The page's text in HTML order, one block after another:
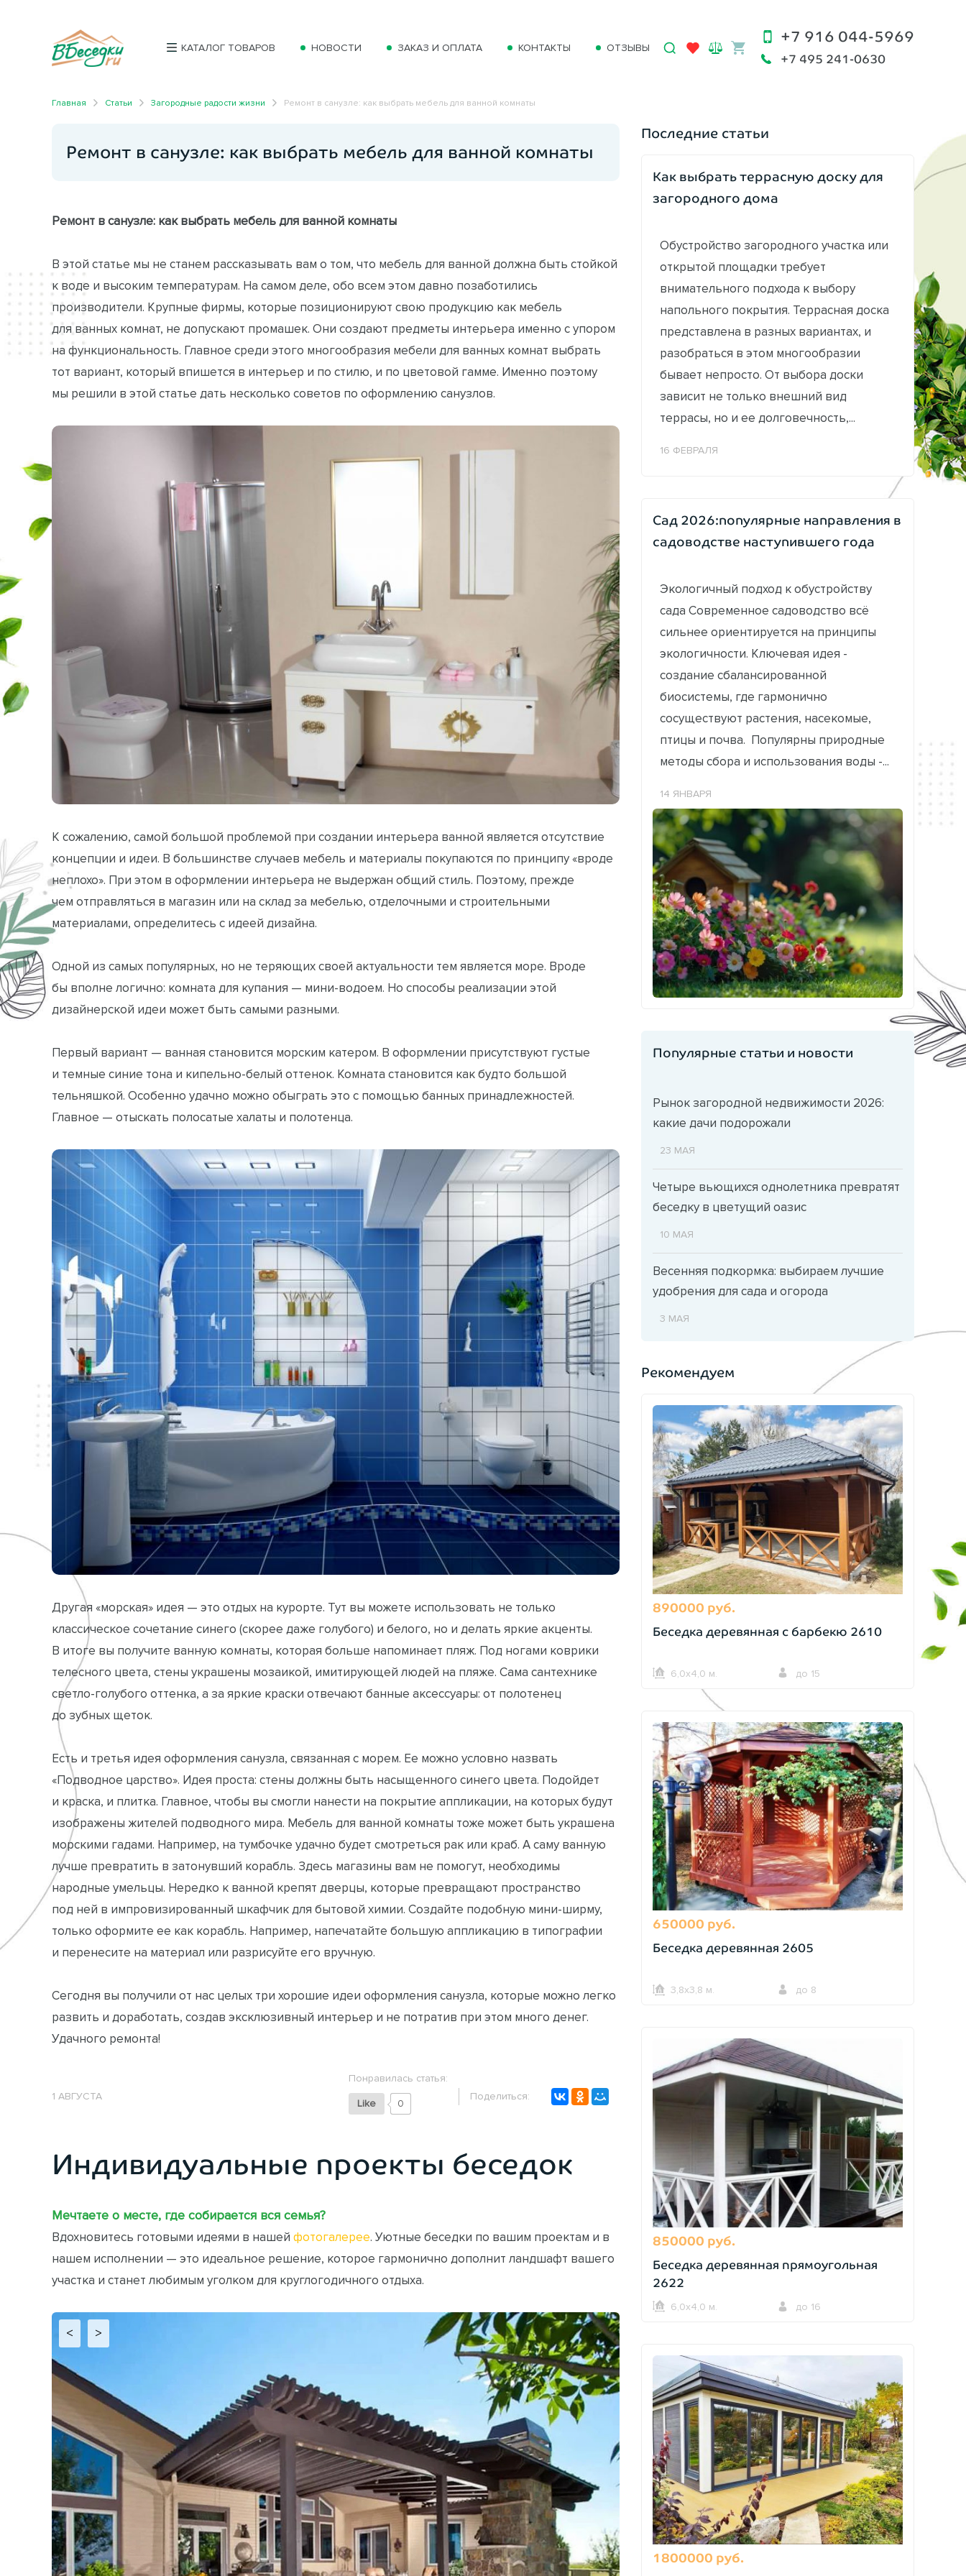
КАТАЛОГ ТОВАРОВ НОВОСТИ ЗАКАЗ И ОПЛАТА КОНТАКТЫ ОТЗЫВЫ
+7 916 044-5969
+7 495 241-0630
Главная Статьи Загородные радости жизни Ремонт в санузле: как выбрать мебель для ванной комнаты
Ремонт в санузле: как выбрать мебель для ванной комнаты
Ремонт в санузле: как выбрать мебель для ванной комнаты
В этой статье мы не станем рассказывать вам о том, что мебель для ванной должна быть стойкой
к воде и высоким температурам. На самом деле, обо всем этом давно позаботились
производители. Крупные фирмы, которые позиционируют свою продукцию как мебель
для ванных комнат, не допускают промашек. Они создают предметы интерьера именно с упором
на функциональность. Главное среди этого многообразия мебели для ванных комнат выбрать
тот вариант, который впишется в интерьер и по стилю, и по цветовой гамме. Именно поэтому
мы решили в этой статье дать несколько советов по оформлению санузлов.
К сожалению, самой большой проблемой при создании интерьера ванной является отсутствие
концепции и идеи. В большинстве случаев мебель и материалы покупаются по принципу «вроде
неплохо». При этом в оформлении интерьера не выдержан общий стиль. Поэтому, прежде
чем отправляться в магазин или на склад за мебелью, отделочными и строительными
материалами, определитесь с идеей дизайна.
Одной из самых популярных, но не теряющих своей актуальности тем является море. Вроде
бы вполне логично: комната для купания — мини-водоем. Но способы реализации этой
дизайнерской идеи может быть самыми разными.
Первый вариант — ванная становится морским катером. В оформлении присутствуют густые
и темные синие тона и кипельно-белый оттенок. Комната становится как будто большой
тельняшкой. Особенно удачно можно обыграть это с помощью банных принадлежностей.
Главное — отыскать полосатые халаты и полотенца.
Другая «морская» идея — это отдых на курорте. Тут вы можете использовать не только
классическое сочетание синего (скорее даже голубого) и белого, но и делать яркие акценты.
В итоге вы получите ванную комнаты, которая больше напоминает пляж. Под ногами коврики
телесного цвета, стены украшены мозаикой, имитирующей людей на пляже. Сама сантехнике
светло-голубого оттенка, а за яркие краски отвечают банные аксессуары: от полотенец
до зубных щеток.
Есть и третья идея оформления санузла, связанная с морем. Ее можно условно назвать
«Подводное царство». Идея проста: стены должны быть насыщенного синего цвета. Подойдет
и краска, и плитка. Главное, чтобы вы смогли нанести на покрытие аппликации, на которых будут
изображены жителей подводного мира. Мебель для ванной комнаты тоже может быть украшена
морскими гадами. Например, на тумбочке удачно будет смотреться рак или краб. А саму ванную
лучше превратить в затонувший корабль. Здесь магазины вам не помогут, необходимы
народные умельцы. Нередко к ванной крепят дверцы, которые превращают пространство
под ней в импровизированный шкафчик для бытовой химии. Создайте подобную мини-ширму,
только оформите ее как корабль. Например, напечатайте большую аппликацию в типографии
и перенесите на материал или разрисуйте его вручную.
Сегодня вы получили от нас целых три хорошие идеи оформления санузла, которые можно легко
развить и доработать, создав эксклюзивный интерьер и не потратив при этом много денег.
Удачного ремонта!
1 АВГУСТА
Понравилась статья:
Like 0
Поделиться:
Индивидуальные проекты беседок
Мечтаете о месте, где собирается вся семья?
Вдохновитесь готовыми идеями в нашей фотогалерее. Уютные беседки по вашим проектам и в
нашем исполнении — это идеальное решение, которое гармонично дополнит ландшафт вашего
участка и станет любимым уголком для круглогодичного отдыха.
< >
Последние статьи
Как выбрать террасную доску для
загородного дома
Обустройство загородного участка или
открытой площадки требует
внимательного подхода к выбору
напольного покрытия. Террасная доска
представлена в разных вариантах, и
разобраться в этом многообразии
бывает непросто. От выбора доски
зависит не только внешний вид
террасы, но и ее долговечность,...
16 ФЕВРАЛЯ
Сад 2026:популярные направления в
садоводстве наступившего года
Экологичный подход к обустройству
сада Современное садоводство всё
сильнее ориентируется на принципы
экологичности. Ключевая идея -
создание сбалансированной
биосистемы, где гармонично
сосуществуют растения, насекомые,
птицы и почва. Популярны природные
методы сбора и использования воды -...
14 ЯНВАРЯ
Популярные статьи и новости
Рынок загородной недвижимости 2026:
какие дачи подорожали
23 МАЯ
Четыре вьющихся однолетника превратят
беседку в цветущий оазис
10 МАЯ
Весенняя подкормка: выбираем лучшие
удобрения для сада и огорода
3 МАЯ
Рекомендуем
890000 руб.
Беседка деревянная с барбекю 2610
6,0х4,0 м. до 15
650000 руб.
Беседка деревянная 2605
3,8х3,8 м. до 8
850000 руб.
Беседка деревянная прямоугольная
2622
6,0х4,0 м. до 16
1800000 руб.